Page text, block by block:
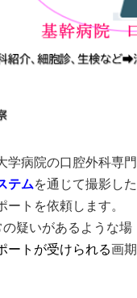
学病院の口腔外科専門
テムを通じて撮影した
トを依頼します。
疑いがあるような場
ートが受けられる画期